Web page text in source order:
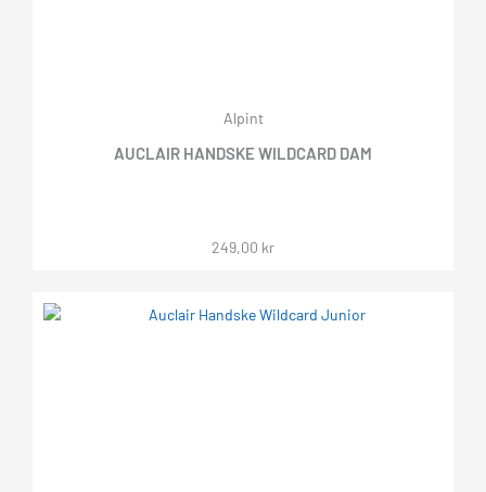
Alpint
AUCLAIR HANDSKE WILDCARD DAM
249,00 kr